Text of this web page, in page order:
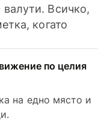
Всичко,
когато
по целия
на едно място и